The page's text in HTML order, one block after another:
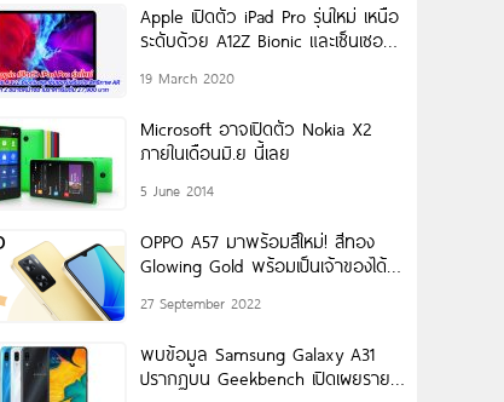
Apple เปิดตัว iPad Pro รุ่นใหม่ เหนือ
ระดับด้วย A12Z Bionic และเซ็นเซอร์
19 March 2020
Microsoft อาจเปิดตัว Nokia X2
ภายในเดือนมิ.ย นี้เลย
5 June 2014
OPPO A57 มาพร้อมสีใหม่! สีทอง
Glowing Gold พร้อมเป็นเจ้าของได้
บาท!
27 September 2022
พบข้อมูล Samsung Galaxy A31
ปรากฏบน Geekbench เปิดเผยราย